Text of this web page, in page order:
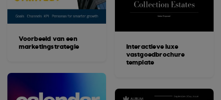
Voorbeeld van een
marketingstrategie
Interactieve luxe
vastgoedbrochure
template